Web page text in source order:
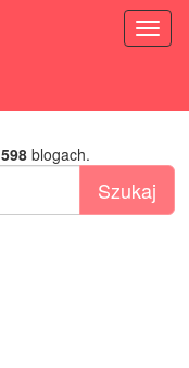
598blogach.